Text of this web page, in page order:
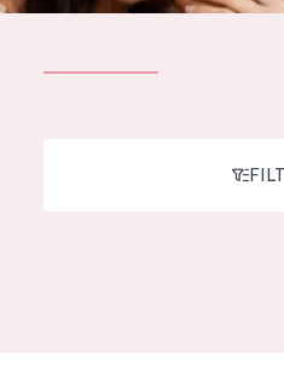
SOLUTIONS POUR LA PEAU
TOUS LES PRODUIT